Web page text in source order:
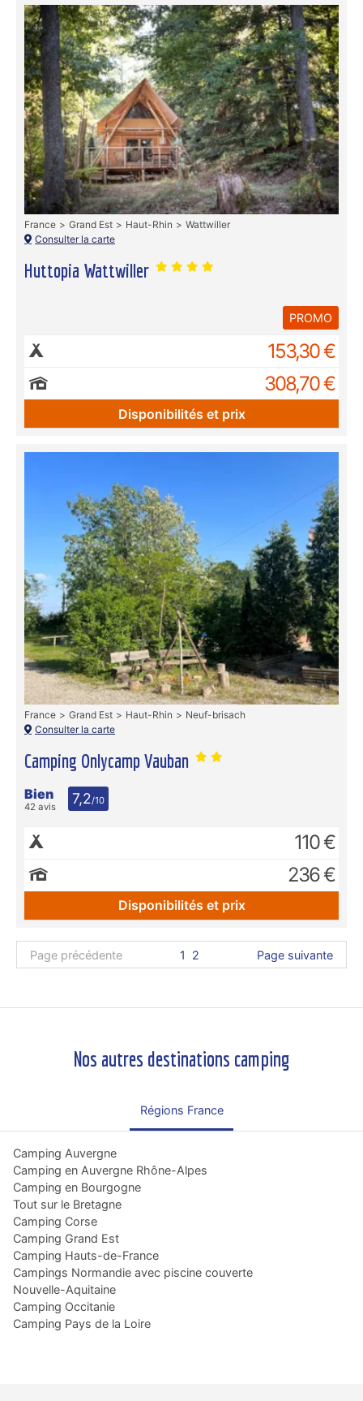
Huttopia Wattwiller
France Grand Est Haut-Rhin
Wattwiller
Consulter la carte
PROMO
153,30 €
308,70 €
Disponibilités et prix
Camping Onlycamp Vauban
France Grand Est Haut-Rhin
Neuf-brisach
Consulter la carte
Bien
42 avis 7,2/10
110 €
236 €
Disponibilités et prix
Page précédente 1 2 Page suivante
Nos autres destinations camping
Régions France
Camping Auvergne
Camping en Auvergne Rhône-Alpes
Camping en Bourgogne
Tout sur le Bretagne
Camping Corse
Camping Grand Est
Camping Hauts-de-France
Campings Normandie avec piscine couverte
Nouvelle-Aquitaine
Camping Occitanie
Camping Pays de la Loire